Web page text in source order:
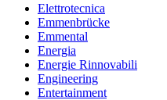
Elettrotecnica
Emmenbrücke
Emmental
Energia
Energie Rinnovabili
Engineering
Entertainment